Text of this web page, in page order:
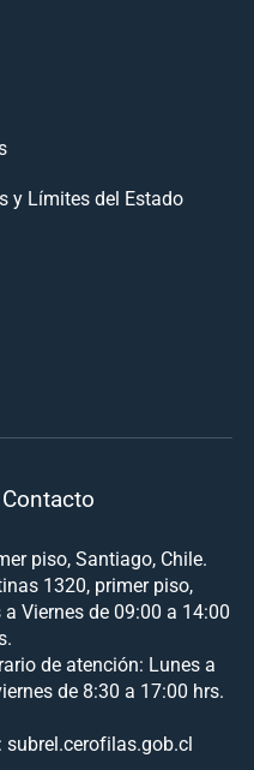
y Límites del Estado
piso, Santiago, Chile.
1320, primer piso,
Viernes de 09:00 a 14:00
de atención: Lunes a
de 8:30 a 17:00 hrs.
subrel.cerofilas.gob.cl